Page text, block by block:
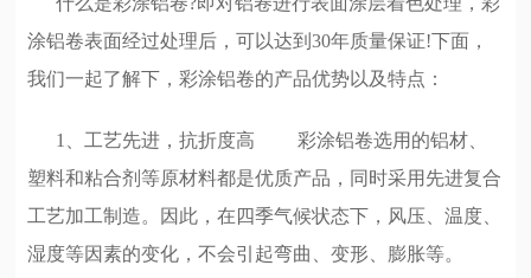
涂铝卷表面经过处理后，可以达到30年质量保证!下面，
我们一起了解下，彩涂铝卷的产品优势以及特点：
1、工艺先进，抗折度高 彩涂铝卷选用的铝材、
塑料和粘合剂等原材料都是优质产品，同时采用先进复合
工艺加工制造。因此，在四季气候状态下，风压、温度、
湿度等因素的变化，不会引起弯曲、变形、膨胀等。